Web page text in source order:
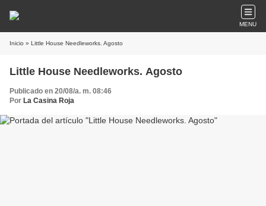
MENU
Inicio » Little House Needleworks. Agosto
Little House Needleworks. Agosto
Publicado en 20/08/a. m. 08:46
Por La Casina Roja